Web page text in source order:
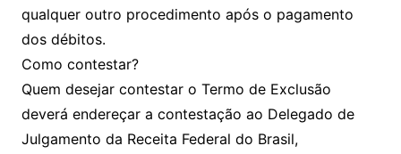
qualquer outro procedimento após o pagamento
dos débitos.
Como contestar?
Quem desejar contestar o Termo de Exclusão
deverá endereçar a contestação ao Delegado de
Julgamento da Receita Federal do Brasil,